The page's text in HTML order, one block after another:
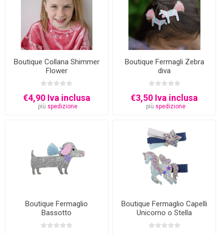
Boutique Collana Shimmer
Flower
€4,90 Iva inclusa
più spedizione
Boutique Fermagli Zebra
diva
€3,50 Iva inclusa
più spedizione
Boutique Fermaglio
Bassotto
Boutique Fermaglio Capelli
Unicorno o Stella